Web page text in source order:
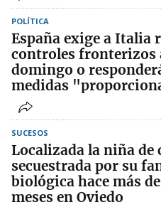
POLÍTICA
España exige a Italia
controles fronterizos
domingo o
medidas
SUCESOS
Localizada la niña de
secuestrada por su
biológica hace más
meses en Oviedo